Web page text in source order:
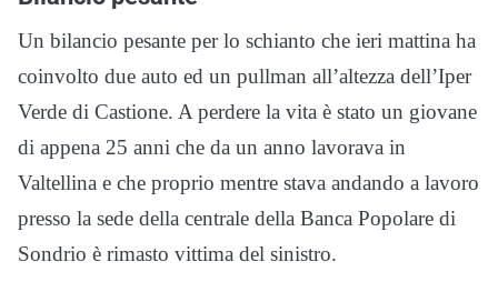
Un bilancio pesante per lo schianto che ieri mattina ha
coinvolto due auto ed un pullman all’altezza dell’Iper
Verde di Castione. A perdere la vita è stato un giovane
di appena 25 anni che da un anno lavorava in
Valtellina e che proprio mentre stava andando a lavoro
presso la sede della centrale della Banca Popolare di
Sondrio è rimasto vittima del sinistro.